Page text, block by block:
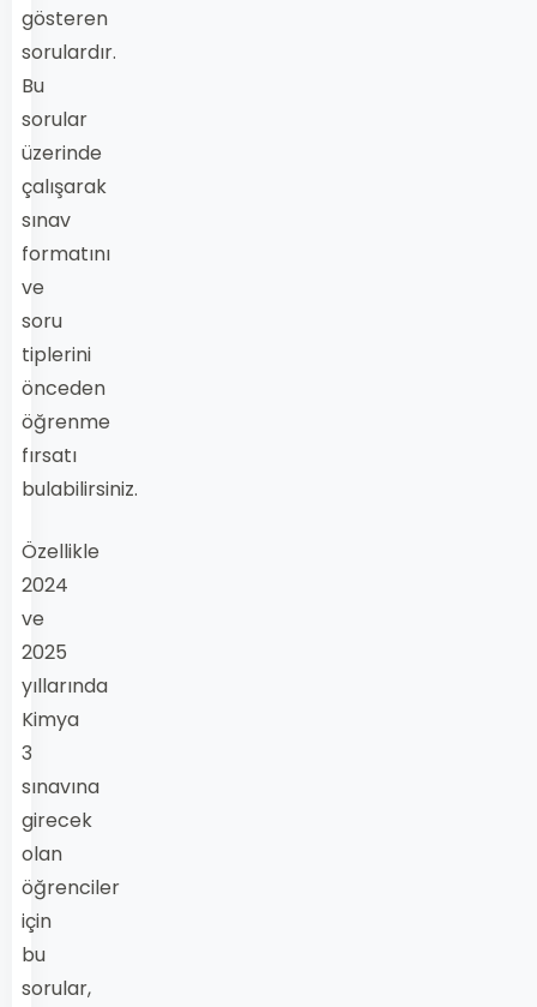
gösteren
sorulardır.
Bu
sorular
üzerinde
çalışarak
sınav
formatını
ve
soru
tiplerini
önceden
öğrenme
fırsatı
bulabilirsiniz.
Özellikle
2024
ve
2025
yıllarında
Kimya
3
sınavına
girecek
olan
öğrenciler
için
bu
sorular,